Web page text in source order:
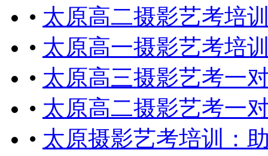
• 太原高二摄影艺考培
• 太原高一摄影艺考培
• 太原高三摄影艺考一
• 太原高二摄影艺考一
• 太原摄影艺考培训：